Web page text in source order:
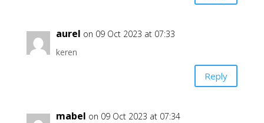
aurel on 09 Oct 2023 at 07:33
keren
Reply
mabel on 09 Oct 2023 at 07:34